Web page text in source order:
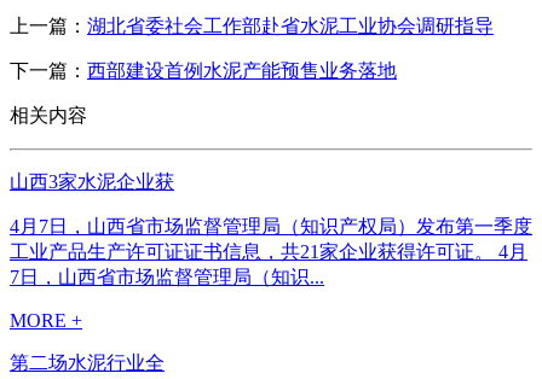
上一篇： 湖北省委社会工作部赴省水泥工业协会调研指导
下一篇： 西部建设首例水泥产能预售业务落地
相关内容
山西3家水泥企业获
4月7日，山西省市场监督管理局（知识产权局）发布第一季度
工业产品生产许可证证书信息，共21家企业获得许可证。 4月
7日，山西省市场监督管理局（知识...
MORE +
第二场水泥行业全